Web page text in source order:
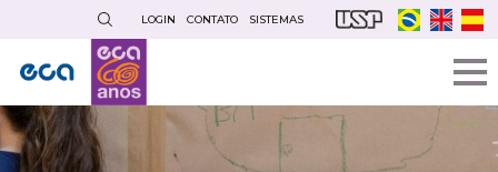
conteúdo
principal
LOGIN CONTATO SISTEMAS